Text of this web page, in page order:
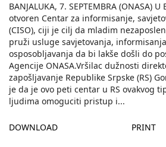
BANJALUKA, 7. SEPTEMBRA (ONASA)
otvoren Centar za informisanje,
(CISO), ciji je cilj da mladim
pruži usluge savjetovanja,
osposobljavanja da bi lakše došli do
Agencije ONASA.Vršilac dužnosti
zapošljavanje Republike Srpske (RS)
je da je ovo peti centar u RS ovakvog
ljudima omoguciti pristup i...
DOWNLOAD PRINT